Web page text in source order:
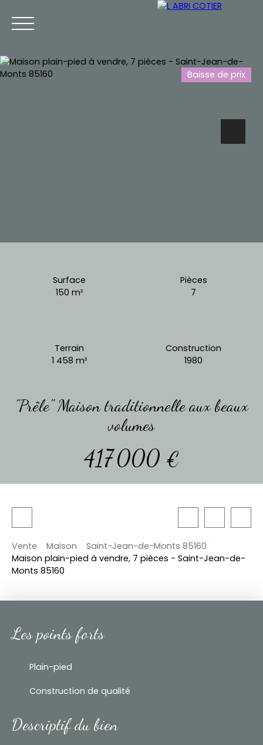
Baisse de prix
Surface
150 m²
Pièces
7
Terrain
1 458 m²
Construction
1980
"Prêle" Maison traditionnelle aux beaux
volumes
417 000 €
Vente Maison
Saint-Jean-de-Monts 85160
Maison plain-pied à vendre, 7 pièces - Saint-Jean-de-
Monts 85160
Les points forts
Plain-pied
Construction de qualité
Descriptif du bien